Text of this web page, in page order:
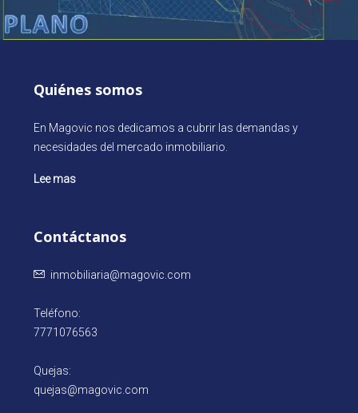
Quiénes somos
En Magovic nos dedicamos a cubrir las demandas y
necesidades del mercado inmobiliario.
Lee mas
Contáctanos
inmobiliaria@magovic.com
Teléfono:
7771076563
Quejas:
quejas@magovic.com